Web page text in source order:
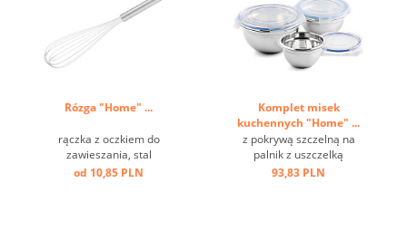
Rózga "Home" ...
rączka z oczkiem do
zawieszania, stal
nierdzewna ...
od 10,85 PLN
Komplet misek
kuchennych "Home" ...
z pokrywą szczelną na
palnik z uszczelką
silikonową, częściowo
93,83 PLN